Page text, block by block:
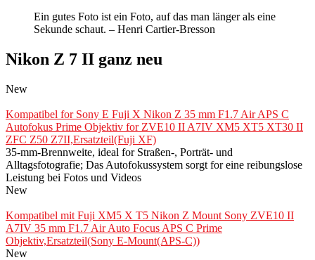
Ein gutes Foto ist ein Foto, auf das man länger als eine
Sekunde schaut. – Henri Cartier-Bresson
Nikon Z 7 II ganz neu
New
Kompatibel for Sony E Fuji X Nikon Z 35 mm F1.7 Air APS C
Autofokus Prime Objektiv for ZVE10 II A7IV XM5 XT5 XT30 II
ZFC Z50 Z7II,Ersatzteil(Fuji XF)
35-mm-Brennweite, ideal for Straßen-, Porträt- und
Alltagsfotografie; Das Autofokussystem sorgt for eine reibungslose
Leistung bei Fotos und Videos
New
Kompatibel mit Fuji XM5 X T5 Nikon Z Mount Sony ZVE10 II
A7IV 35 mm F1.7 Air Auto Focus APS C Prime
Objektiv,Ersatzteil(Sony E-Mount(APS-C))
New